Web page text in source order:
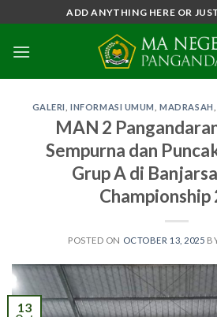
to
content
ADD ANYTHING HERE OR
GALERI ,INFORMASI UMUM ,MADRASAH
MAN 2
Sempurna dan
Grup A di
Championship
POSTED ON OCTOBER 13, 2025
13